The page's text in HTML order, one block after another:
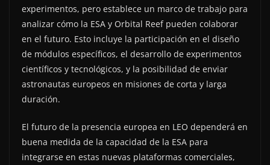
experimentos, pero establece un marco de trabajo para
analizar cómo la ESA y Orbital Reef pueden colaborar
en el futuro. Esto incluye la participación en el diseño
de módulos específicos, el desarrollo de experimentos
científicos y tecnológicos, y la posibilidad de enviar
astronautas europeos en misiones de corta y larga
duración.
El futuro de la presencia europea en LEO dependerá en
buena medida de la capacidad de la ESA para
integrarse en estas nuevas plataformas comerciales,